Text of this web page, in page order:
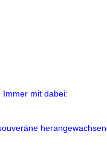
Immer mit dabei: